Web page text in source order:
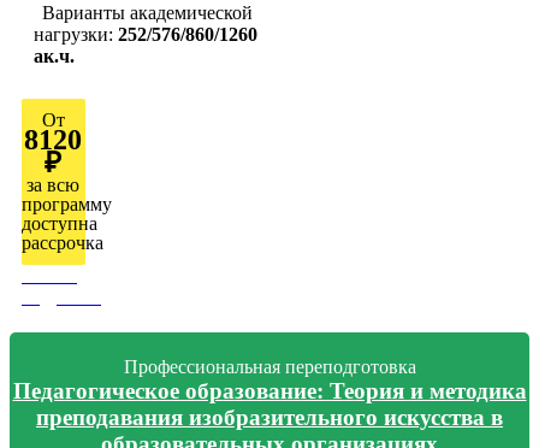
Варианты академической
нагрузки: 252/576/860/1260
ак.ч.
От
8120
₽
за всю
программу
доступна
рассрочка
Профессиональная переподготовка
Педагогическое образование: Теория и методика
преподавания изобразительного искусства в